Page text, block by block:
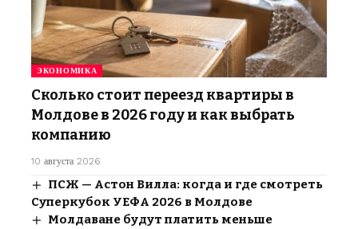
ЭКОНОМИКА
Сколько стоит переезд квартиры в
Молдове в 2026 году и как выбрать
компанию
10 августа 2026
ПСЖ — Астон Вилла: когда и где смотреть
Суперкубок УЕФА 2026 в Молдове
Молдаване будут платить меньше